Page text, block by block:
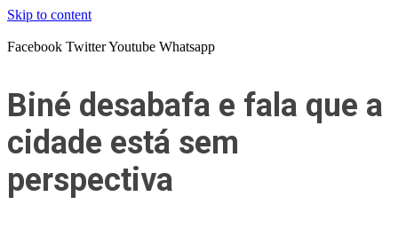
Skip to content
Facebook TwitterYoutube Whatsapp
Biné desabafa e fala que a
cidade está sem
perspectiva